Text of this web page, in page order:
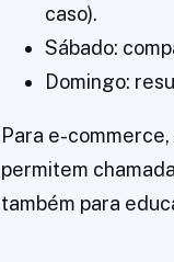
caso).
Sábado:
Domingo:
Para e-
permitem
também para